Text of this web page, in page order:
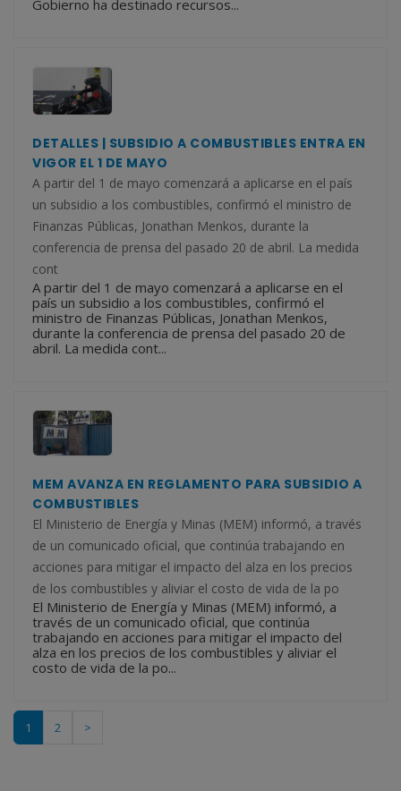
Gobierno ha destinado recursos...
DETALLES | SUBSIDIO A COMBUSTIBLES ENTRA EN
VIGOR EL 1 DE MAYO
A partir del 1 de mayo comenzará a aplicarse en el país
un subsidio a los combustibles, confirmó el ministro de
Finanzas Públicas, Jonathan Menkos, durante la
conferencia de prensa del pasado 20 de abril. La medida
cont
A partir del 1 de mayo comenzará a aplicarse en el
país un subsidio a los combustibles, confirmó el
ministro de Finanzas Públicas, Jonathan Menkos,
durante la conferencia de prensa del pasado 20 de
abril. La medida cont...
MEM AVANZA EN REGLAMENTO PARA SUBSIDIO A
COMBUSTIBLES
El Ministerio de Energía y Minas (MEM) informó, a través
de un comunicado oficial, que continúa trabajando en
acciones para mitigar el impacto del alza en los precios
de los combustibles y aliviar el costo de vida de la po
El Ministerio de Energía y Minas (MEM) informó, a
través de un comunicado oficial, que continúa
trabajando en acciones para mitigar el impacto del
alza en los precios de los combustibles y aliviar el
costo de vida de la po...
1 2 >